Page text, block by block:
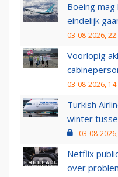
Boeing
eindelijk
03-08-2026,
Voorlopig
03-08-2026,
Turkish
winter
03-08-
Netflix
over